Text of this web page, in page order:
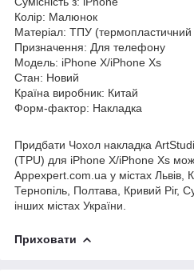
Колір: Малюнок
Матеріал: ТПУ (термопластичний
Призначення: Для телефону
Модель: iPhone X/iPhone Xs
Стан: Новий
Країна виробник: Китай
Форм-фактор: Накладка
Придбати Чохол накладка
(TPU) для iPhone X/iPhone Xs
Appexpert.com.ua у містах Львів,
Тернопіль, Полтава, Кривий Ріг,
інших містах України.
Приховати